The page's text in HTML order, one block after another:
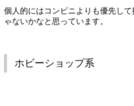
個人的にはコンビニよりも優先し
ゃないかなと思っています。
ホビーショップ系